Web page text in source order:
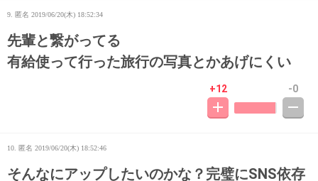
9. 匿名 2019/06/20(木) 18:52:34
先輩と繋がってる
有給使って行った旅行の写真とかあげにくい
+12 -0
10. 匿名 2019/06/20(木) 18:52:46
そんなにアップしたいのかな？完璧にSNS依存